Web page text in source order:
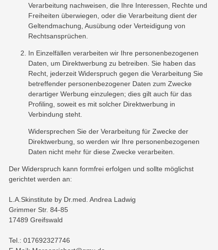
Verarbeitung nachweisen, die Ihre Interessen, Rechte und
Freiheiten überwiegen, oder die Verarbeitung dient der
Geltendmachung, Ausübung oder Verteidigung von
Rechtsansprüchen.
In Einzelfällen verarbeiten wir Ihre personenbezogenen
Daten, um Direktwerbung zu betreiben. Sie haben das
Recht, jederzeit Widerspruch gegen die Verarbeitung Sie
betreffender personenbezogener Daten zum Zwecke
derartiger Werbung einzulegen; dies gilt auch für das
Profiling, soweit es mit solcher Direktwerbung in
Verbindung steht.
Widersprechen Sie der Verarbeitung für Zwecke der
Direktwerbung, so werden wir Ihre personenbezogenen
Daten nicht mehr für diese Zwecke verarbeiten.
Der Widerspruch kann formfrei erfolgen und sollte möglichst
gerichtet werden an:
L.A.Skinstitute by Dr.med. Andrea Ladwig
Grimmer Str. 84-85
17489 Greifswald
Tel.: 017692327746